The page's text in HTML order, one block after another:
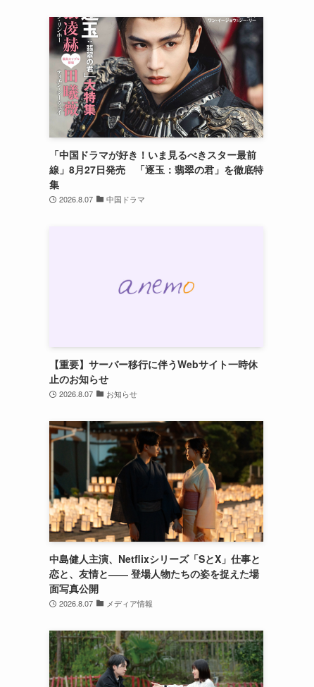
「中国ドラマが好き！いま見るべきスター最前
線」8月27日発売 「逐玉：翡翠の君」を徹底特
集
2026.8.07 中国ドラマ
【重要】サーバー移行に伴うWebサイト一時休
止のお知らせ
2026.8.07 お知らせ
中島健人主演、Netflixシリーズ「SとX」仕事と
恋と、友情と―― 登場人物たちの姿を捉えた場
面写真公開
2026.8.07 メディア情報